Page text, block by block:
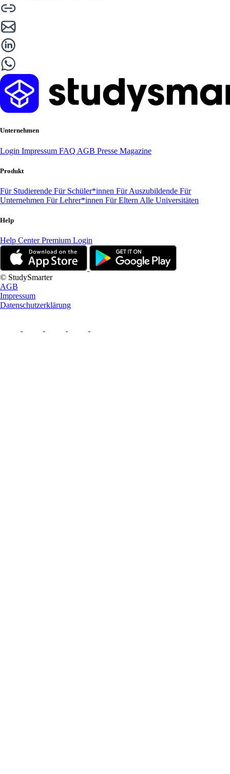
Unternehmen
Login Impressum FAQ AGB Presse Magazine
Produkt
Für Studierende Für Schüler*innen Für Auszubildende Für
Unternehmen Für Lehrer*innen Für Eltern Alle Universitäten
Help
Help CenterPremium Login
© StudySmarter
AGB
Impressum
Datenschutzerklärung